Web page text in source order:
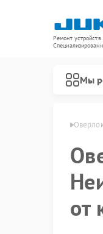
Ремонт устройств
Мы
от